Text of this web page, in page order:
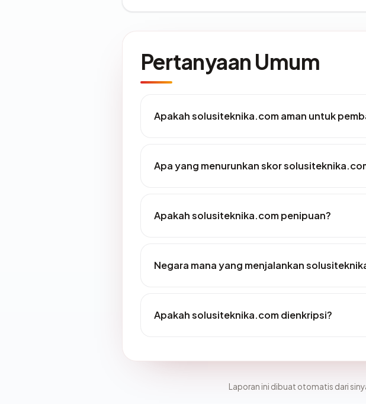
Pertanyaan Umum
Apakah solusiteknika.com aman untuk
Apa yang menurunkan skor
Apakah solusiteknika.com penipuan?
Negara mana yang menjalankan
Apakah solusiteknika.com dienkripsi?
Laporan ini dibuat otomatis dari